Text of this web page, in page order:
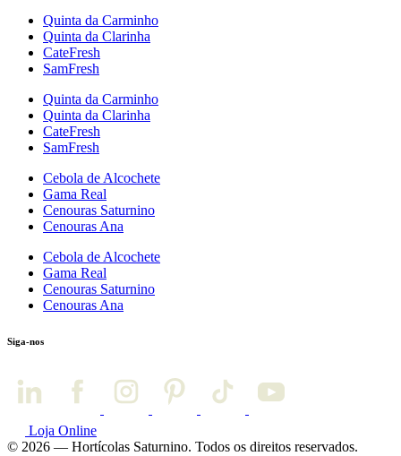
Quinta da Carminho
Quinta da Clarinha
CateFresh
SamFresh
Quinta da Carminho
Quinta da Clarinha
CateFresh
SamFresh
Cebola de Alcochete
Gama Real
Cenouras Saturnino
Cenouras Ana
Cebola de Alcochete
Gama Real
Cenouras Saturnino
Cenouras Ana
Siga-nos
Loja Online
© 2026 — Hortícolas Saturnino. Todos os direitos reservados.